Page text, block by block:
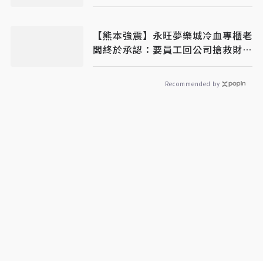
【熊本強震】永旺夢樂城冷血專櫃老
闆終於承認：要員工回公司搶救財務
才導致死亡
Recommended by